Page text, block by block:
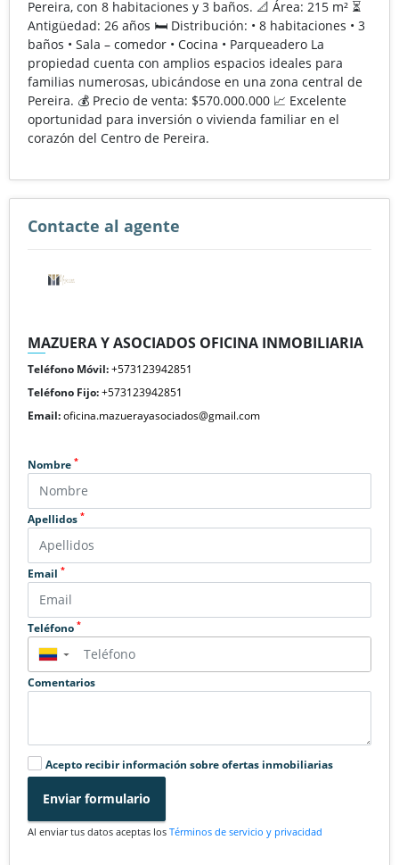
Pereira, con 8 habitaciones y 3 baños. 📐 Área: 215 m² ⏳
Antigüedad: 26 años 🛏️ Distribución: • 8 habitaciones • 3
baños • Sala – comedor • Cocina • Parqueadero La
propiedad cuenta con amplios espacios ideales para
familias numerosas, ubicándose en una zona central de
Pereira. 💰 Precio de venta: $570.000.000 📈 Excelente
oportunidad para inversión o vivienda familiar en el
corazón del Centro de Pereira.
Contacte al agente
MAZUERA Y ASOCIADOS OFICINA INMOBILIARIA
Teléfono Móvil:+573123942851
Teléfono Fijo:+573123942851
Email:oficina.mazuerayasociados@gmail.com
Nombre *
Apellidos *
Email *
Teléfono *
▼
Comentarios
Acepto recibir información sobre ofertas inmobiliarias
Enviar formulario
Al enviar tus datos aceptas los Términos de servicio y privacidad